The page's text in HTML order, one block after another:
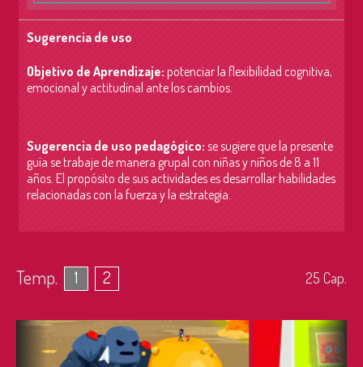
Sugerencia de uso
Objetivo de Aprendizaje: potenciar la flexibilidad cognitiva,
emocional y actitudinal ante los cambios.
Sugerencia de uso pedagógico: se sugiere que la presente
guía se trabaje de manera grupal con niñas y niños de 8 a 11
años. El propósito de sus actividades esdesarrollar habilidades
relacionadas con la fuerza y la estrategia.
Temp. 1 2 25 Cap.